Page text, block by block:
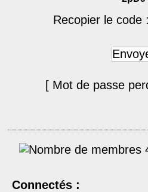
Recopier le code :
[ Mot de passe
Connectés :